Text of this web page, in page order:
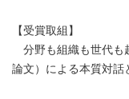
【受賞取組】
分野も組織も世代も
論文）による本質対話